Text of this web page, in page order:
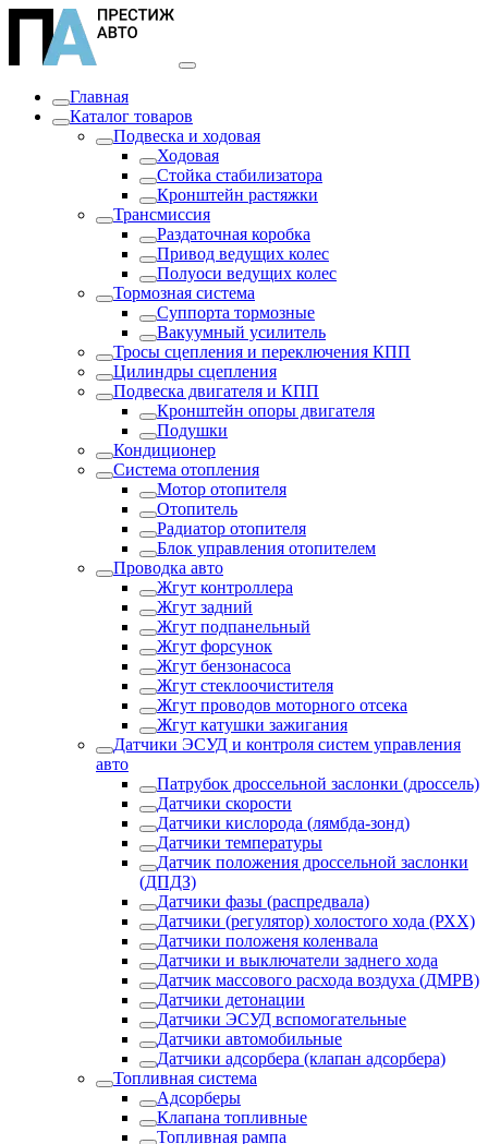
Главная
Каталог товаров
Подвеска и ходовая
Ходовая
Стойка стабилизатора
Кронштейн растяжки
Трансмиссия
Раздаточная коробка
Привод ведущих колес
Полуоси ведущих колес
Тормозная система
Суппорта тормозные
Вакуумный усилитель
Тросы сцепления и переключения КПП
Цилиндры сцепления
Подвеска двигателя и КПП
Кронштейн опоры двигателя
Подушки
Кондиционер
Система отопления
Мотор отопителя
Отопитель
Радиатор отопителя
Блок управления отопителем
Проводка авто
Жгут контроллера
Жгут задний
Жгут подпанельный
Жгут форсунок
Жгут бензонасоса
Жгут стеклоочистителя
Жгут проводов моторного отсека
Жгут катушки зажигания
Датчики ЭСУД и контроля систем управления
авто
Патрубок дроссельной заслонки (дроссель)
Датчики скорости
Датчики кислорода (лямбда-зонд)
Датчики температуры
Датчик положения дроссельной заслонки
(ДПДЗ)
Датчики фазы (распредвала)
Датчики (регулятор) холостого хода (РХХ)
Датчики положеня коленвала
Датчики и выключатели заднего хода
Датчик массового расхода воздуха (ДМРВ)
Датчики детонации
Датчики ЭСУД вспомогательные
Датчики автомобильные
Датчики адсорбера (клапан адсорбера)
Топливная система
Адсорберы
Клапана топливные
Топливная рампа